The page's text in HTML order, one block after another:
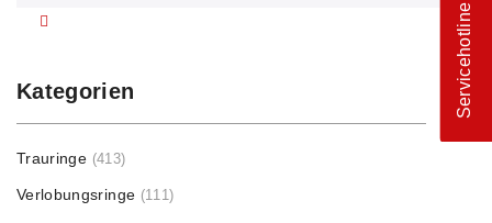
Kategorien
Trauringe (413)
Verlobungsringe (111)
Servicehotline